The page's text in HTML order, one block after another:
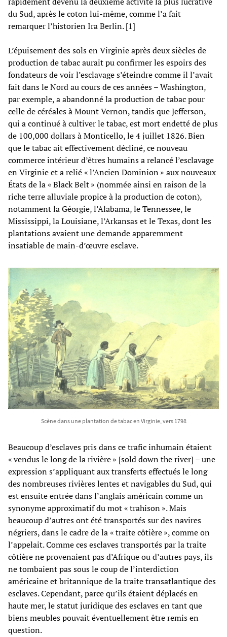
du Sud, après le coton lui-même, comme l’a fait
remarquer l’historien Ira Berlin. [1]
L’épuisement des sols en Virginie après deux siècles de
production de tabac aurait pu confirmer les espoirs des
fondateurs de voir l’esclavage s’éteindre comme il l’avait
fait dans le Nord au cours de ces années – Washington,
par exemple, a abandonné la production de tabac pour
celle de céréales à Mount Vernon, tandis que Jefferson,
qui a continué à cultiver le tabac, est mort endetté de plus
de 100,000 dollars à Monticello, le 4 juillet 1826. Bien
que le tabac ait effectivement décliné, ce nouveau
commerce intérieur d’êtres humains a relancé l’esclavage
en Virginie et a relié « l’Ancien Dominion » aux nouveaux
États de la « Black Belt » (nommée ainsi en raison de la
riche terre alluviale propice à la production de coton),
notamment la Géorgie, l’Alabama, le Tennessee, le
Mississippi, la Louisiane, l’Arkansas et le Texas, dont les
plantations avaient une demande apparemment
insatiable de main-d’œuvre esclave.
Scène dans une plantation de tabac en Virginie, vers 1798
Beaucoup d’esclaves pris dans ce trafic inhumain étaient
« vendus le long de la rivière » [sold down the river] – une
expression s’appliquant aux transferts effectués le long
des nombreuses rivières lentes et navigables du Sud, qui
est ensuite entrée dans l’anglais américain comme un
synonyme approximatif du mot « trahison ». Mais
beaucoup d’autres ont été transportés sur des navires
négriers, dans le cadre de la « traite côtière », comme on
l’appelait. Comme ces esclaves transportés par la traite
côtière ne provenaient pas d’Afrique ou d’autres pays, ils
ne tombaient pas sous le coup de l’interdiction
américaine et britannique de la traite transatlantique des
esclaves. Cependant, parce qu’ils étaient déplacés en
haute mer, le statut juridique des esclaves en tant que
biens meubles pouvait éventuellement être remis en
question.